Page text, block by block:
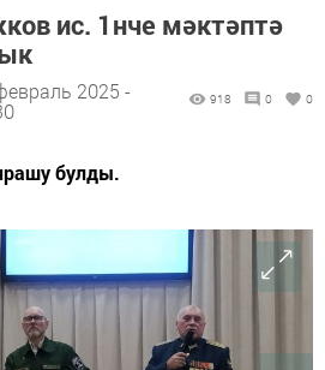
ис. 1нче мәктәптә
2025 -
918 0 0
булды.